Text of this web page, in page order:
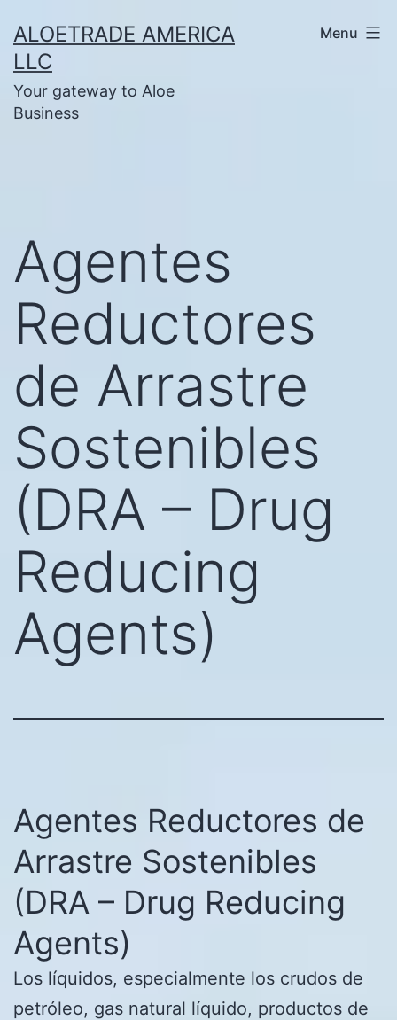
to
content
ALOETRADE AMERICA
LLC
Your gateway to Aloe
Business
Menu
Agentes
Reductores
de Arrastre
Sostenibles
(DRA – Drug
Reducing
Agents)
Agentes Reductores de
Arrastre Sostenibles
(DRA – Drug Reducing
Agents)
Los líquidos, especialmente los crudos de
petróleo, gas natural líquido, productos de